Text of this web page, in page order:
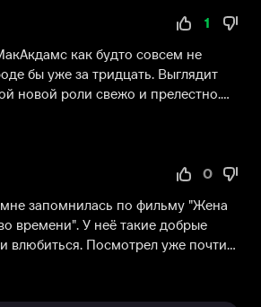
1
как будто совсем не
бы уже за тридцать. Выглядит
новой роли свежо и прелестно.
0
запомнилась по фильму "Жена
времени". У неё такие добрые
влюбиться. Посмотрел уже почти